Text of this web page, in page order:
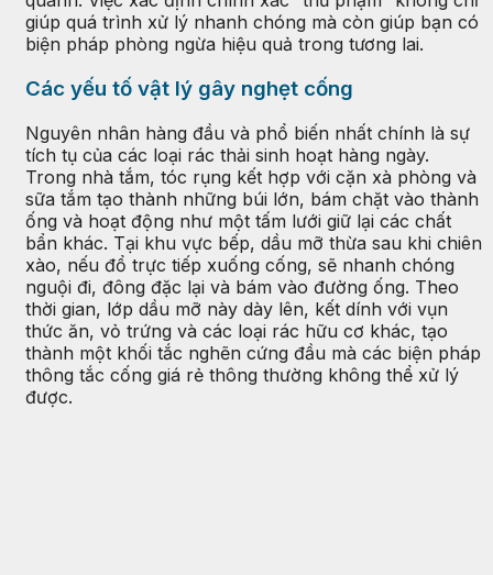
giúp quá trình xử lý nhanh chóng mà còn giúp bạn có
biện pháp phòng ngừa hiệu quả trong tương lai.
Các yếu tố vật lý gây nghẹt cống
Nguyên nhân hàng đầu và phổ biến nhất chính là sự
tích tụ của các loại rác thải sinh hoạt hàng ngày.
Trong nhà tắm, tóc rụng kết hợp với cặn xà phòng và
sữa tắm tạo thành những búi lớn, bám chặt vào thành
ống và hoạt động như một tấm lưới giữ lại các chất
bẩn khác. Tại khu vực bếp, dầu mỡ thừa sau khi chiên
xào, nếu đổ trực tiếp xuống cống, sẽ nhanh chóng
nguội đi, đông đặc lại và bám vào đường ống. Theo
thời gian, lớp dầu mỡ này dày lên, kết dính với vụn
thức ăn, vỏ trứng và các loại rác hữu cơ khác, tạo
thành một khối tắc nghẽn cứng đầu mà các biện pháp
thông tắc cống giá rẻ thông thường không thể xử lý
được.